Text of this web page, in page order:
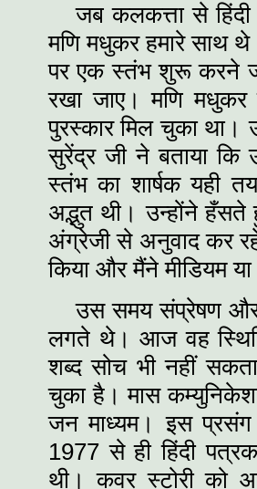
जब कलकत्ता से हिंदी
मणि मधुकर हमारे साथ
पर एक स्तंभ शुरू करने
रखा जाए। मणि मधुकर
पुरस्कार मिल चुका
सुरेंद्र जी ने बताया कि
स्तंभ का शार्षक यही
अद्भुत थी। उन्होंने
अंग्रेजी से अनुवाद कर
किया और मैंने मीडियम
उस समय संप्रेषण और
लगते थे। आज वह
शब्द सोच भी नहीं
चुका है। मास
जन माध्यम। इस
1977 से ही हिंदी
थी। कवर स्टोरी को